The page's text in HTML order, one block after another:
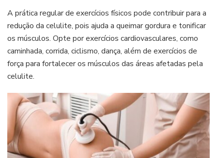
A prática regular de exercícios físicos pode contribuir para a
redução da celulite, pois ajuda a queimar gordura e tonificar
os músculos. Opte por exercícios cardiovasculares, como
caminhada, corrida, ciclismo, dança, além de exercícios de
força para fortalecer os músculos das áreas afetadas pela
celulite.